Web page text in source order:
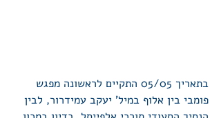
בתאריך 05/05 התקיים לראשונה מפגש
פומבי בין אלוף במיל' יעקב עמידרור, לבין